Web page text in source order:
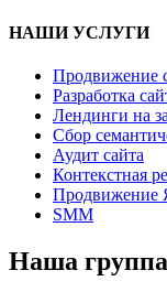
НАШИ УСЛУГИ
Продвижение
Разработка
Лендинги на
Сбор
Аудит сайта
Контекстная
Продвижение
SMM
Наша